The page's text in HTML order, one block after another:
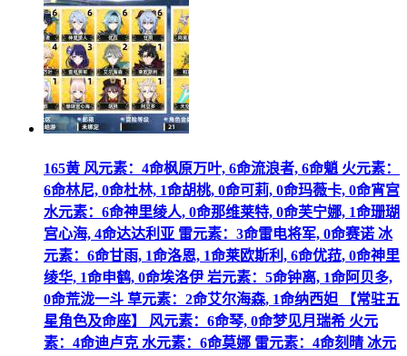
165黄 风元素：4命枫原万叶, 6命流浪者, 6命魈 火元素：
6命林尼, 0命杜林, 1命胡桃, 0命可莉, 0命玛薇卡, 0命宵宫
水元素：6命神里绫人, 0命那维莱特, 0命芙宁娜, 1命珊瑚
宫心海, 4命达达利亚 雷元素：3命雷电将军, 0命赛诺 冰
元素：6命甘雨, 1命洛恩, 1命莱欧斯利, 6命优菈, 0命神里
绫华, 1命申鹤, 0命埃洛伊 岩元素：5命钟离, 1命阿贝多,
0命荒泷一斗 草元素：2命艾尔海森, 1命纳西妲 【常驻五
星角色及命座】 风元素：6命琴, 0命梦见月瑞希 火元
素：4命迪卢克 水元素：6命莫娜 雷元素：4命刻晴 冰元